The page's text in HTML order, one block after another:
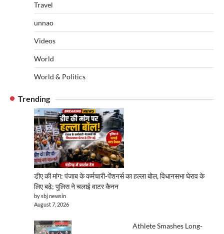
Travel
unnao
Videos
World
World & Politics
Trending
डीए की मांग: पंजाब के कर्मचारी-पेंशनर्स का हल्ला बोल, विधानसभा घेराव के
लिए बढ़े; पुलिस ने चलाई वाटर कैनन
by sbj newsin
August 7, 2026
Athlete Smashes Long-